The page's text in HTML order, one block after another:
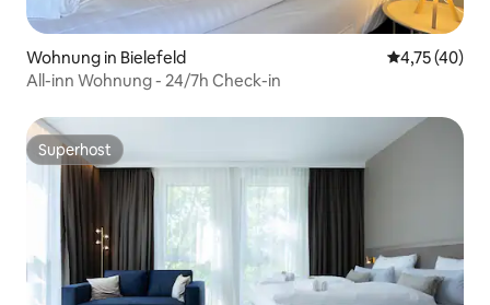
Wohnung in Bielefeld
4,75 (40)
All-inn Wohnung - 24/7h Check-in
Superhost
Superhost